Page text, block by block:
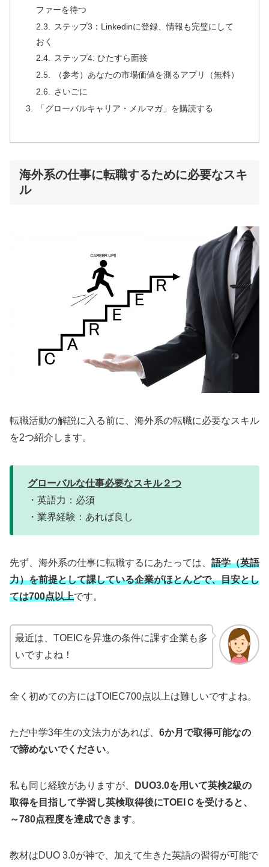
ファーを待つ
ステップ3：Linkedinに登録、情報も完璧にして
おく
ステップ4: ひたすら面接
（参考）あなたの市場価値を測るアプリ（無料）
さいごに
「グローバルキャリア・メルマガ」を購読する
海外系の仕事に転職するために必要なスキ
ル
転職活動の解説に入る前に、海外系の転職に必要なスキル
を2つ紹介します。
グローバルな仕事必要なスキル２つ
・英語力：必須
・業界経験：あれば良し
先ず、海外系の仕事に転職するにあたっては、 語学（英語
力）を前提として課している企業がほとんどで、目安とし
ては700点以上です。
最近は、TOEICを昇進の条件に課す企業も多
いですよね！
全く初めての方にはTOIEC700点以上は難しいですよね。
ただ中学3年生の文法力があれば、 6か月で取得可能なの
で諦めないでください。
私も同じ経験がありますが、
DUO3.0を用いて英検2級の
取得を目指して学習し英検取得後にTOEIＣを受けると、
～780点程度を達成できます。
教材はDUO 3.0が神で、加えて生きた英語の習得が可能で